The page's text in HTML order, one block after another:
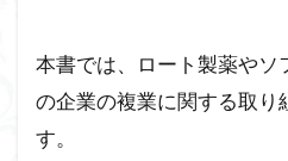
本書では、ロート製薬やソ
の企業の複業に関する取り
す。